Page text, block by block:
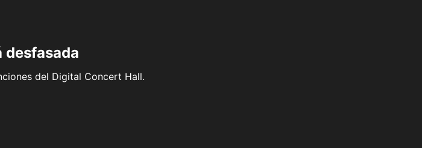
desfasada
del Digital Concert Hall.